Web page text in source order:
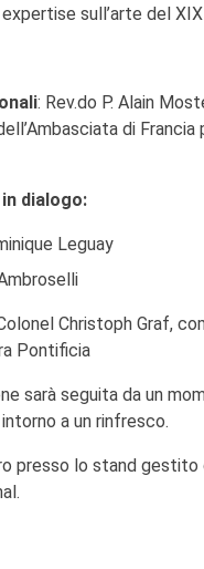
sull’arte del
: Rev.do P. Alain
di Francia
dialogo:
Leguay
Christoph Graf,
Pontificia
sarà seguita da un
a un rinfresco.
presso lo stand gestito